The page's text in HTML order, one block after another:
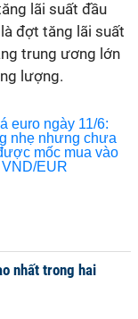
lãi suất đầu
đợt tăng lãi suất
trung ương lớn
lượng.
nhất trong hai